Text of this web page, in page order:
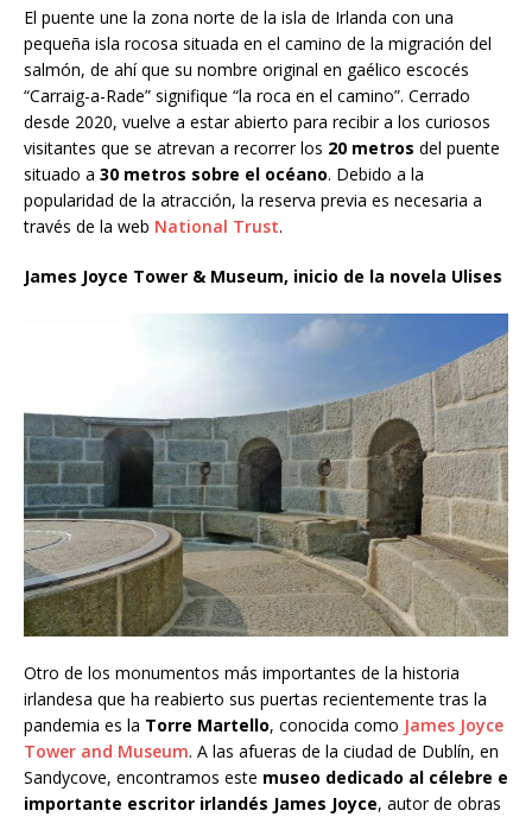
El puente une la zona norte de la isla de Irlanda con una
pequeña isla rocosa situada en el camino de la migración del
salmón, de ahí que su nombre original en gaélico escocés
“Carraig-a-Rade” signifique “la roca en el camino”. Cerrado
desde 2020, vuelve a estar abierto para recibir a los curiosos
visitantes que se atrevan a recorrer los 20 metros del puente
situado a 30 metros sobre el océano. Debido a la
popularidad de la atracción, la reserva previa es necesaria a
través de la web National Trust.
James Joyce Tower & Museum, inicio de la novela Ulises
Otro de los monumentos más importantes de la historia
irlandesa que ha reabierto sus puertas recientemente tras la
pandemia es la Torre Martello, conocida como James Joyce
Tower and Museum. A las afueras de la ciudad de Dublín, en
Sandycove, encontramos este museo dedicado al célebre e
importante escritor irlandés James Joyce, autor de obras